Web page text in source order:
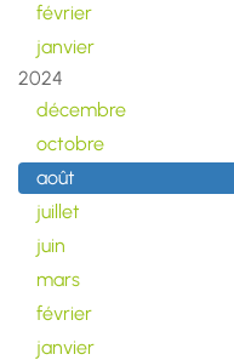
février
janvier
2024
décembre
octobre
août
juillet
juin
mars
février
janvier